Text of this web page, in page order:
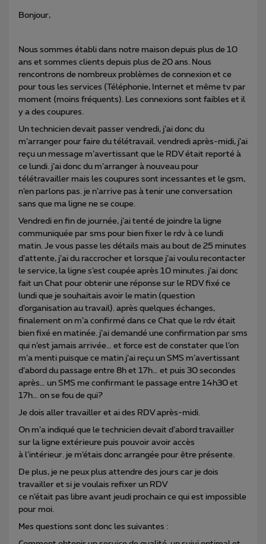
Bonjour,
Nous sommes établi dans notre maison depuis plus de 10
ans et sommes clients depuis plus de 20 ans. Nous
rencontrons de nombreux problèmes de connexion et ce
pour tous les services (Téléphonie, Internet et même tv par
moment (moins fréquents). Les connexions sont faibles et il
y a des coupures.
Un technicien devait passer vendredi, j’ai donc du
m’arranger pour faire du télétravail. vendredi après-midi, j’ai
reçu un message m’avertissant que le RDV était reporté à
ce lundi. j’ai donc du m’arranger à nouveau pour
télétravailler mais les coupures sont incessantes et le gsm,
n’en parlons pas. je n’arrive pas à tenir une conversation
sans que ma ligne ne se coupe.
Vendredi en fin de journée, j’ai tenté de joindre la ligne
communiquée par sms pour bien fixer le rdv à ce lundi
matin. Je vous passe les détails mais au bout de 25 minutes
d’attente, j’ai du raccrocher et lorsque j’ai voulu recontacter
le service, la ligne s’est coupée après 10 minutes. j’ai donc
fait un Chat pour obtenir une réponse sur le RDV fixé ce
lundi que je souhaitais avoir le matin (question
d’organisation au travail). après quelques échanges,
finalement on m’a confirmé dans ce Chat que le rdv était
bien fixé en matinée. j’ai demandé une confirmation par sms
qui n’est jamais arrivée… et force est de constater que l’on
m’a menti puisque ce matin j’ai reçu un SMS m’avertissant
d’abord du passage entre 8h et 17h… et puis 30 secondes
après… un SMS me confirmant le passage entre 14h30 et
17h… on se fou de qui?
Je dois aller travailler et ai des RDV après-midi.
On m’a indiqué que le technicien devait d’abord travailler
sur la ligne extérieure puis pouvoir avoir accès
à l’intérieur. je m’étais donc arrangée pour être présente.
De plus, je ne peux plus attendre des jours car je dois
travailler et si je voulais refixer un RDV
ce n’était pas libre avant jeudi prochain ce qui est impossible
pour moi.
Mes questions sont donc les suivantes :